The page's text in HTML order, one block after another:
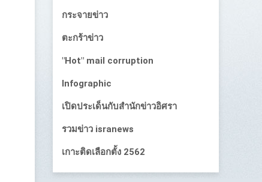
กระจายข่าว
ตะกร้าข่าว
"Hot" mail corruption
Infographic
เปิดประเด็นกับสำนักข่าวอิศรา
รวมข่าว isranews
เกาะติดเลือกตั้ง 2562